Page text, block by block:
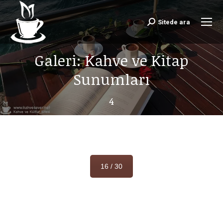
Search:
Sitede ara
Galeri: Kahve ve Kitap
Sunumları
4
16 / 30